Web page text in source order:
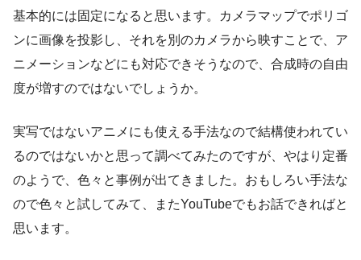
基本的には固定になると思います。カメラマップでポリゴ
ンに画像を投影し、それを別のカメラから映すことで、ア
ニメーションなどにも対応できそうなので、合成時の自由
度が増すのではないでしょうか。
実写ではないアニメにも使える手法なので結構使われてい
るのではないかと思って調べてみたのですが、やはり定番
のようで、色々と事例が出てきました。おもしろい手法な
ので色々と試してみて、またYouTubeでもお話できればと
思います。